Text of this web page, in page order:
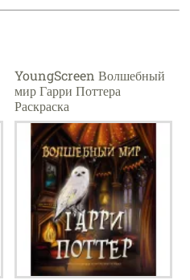
YoungScreen Волшебный
мир Гарри Поттера
Раскраска